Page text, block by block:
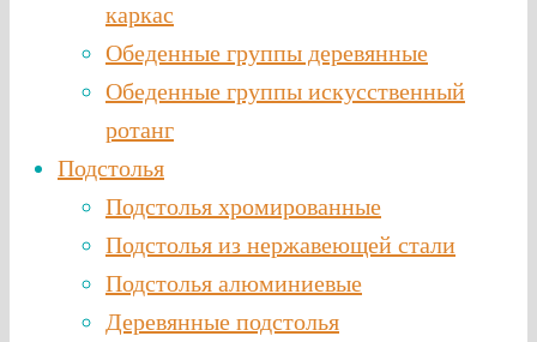
каркас
Обеденные группы деревянные
Обеденные группы искусственный
ротанг
Подстолья
Подстолья хромированные
Подстолья из нержавеющей стали
Подстолья алюминиевые
Деревянные подстолья